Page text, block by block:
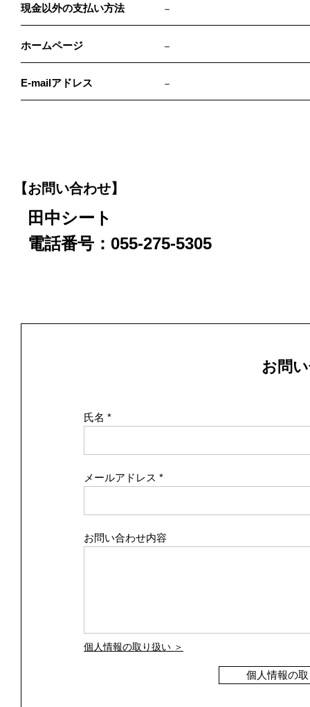
現金以外の支払い方法 －
ホームページ －
E-mailアドレス －
【お問い合わせ】
田中シート
電話番号：055-275-5305
お問
氏名
メールアドレス
お問い合わせ内容
個人情報の取り扱い ＞
個人情報の